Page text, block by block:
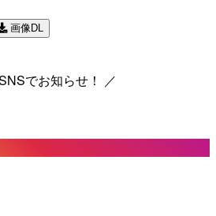
画像DL
でお知らせ！ ／